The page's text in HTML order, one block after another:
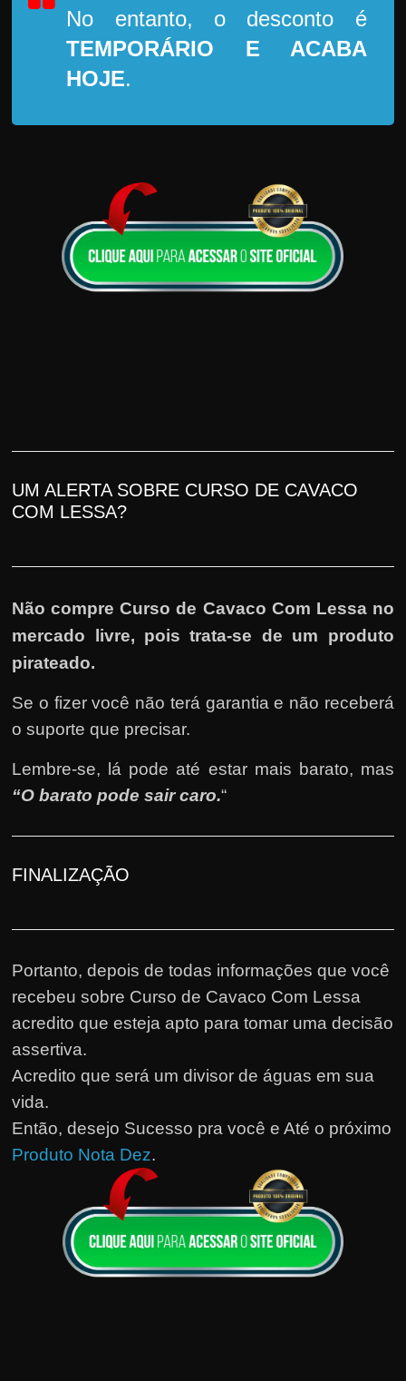
No entanto, o desconto é
TEMPORÁRIO
E ACABA
HOJE.
UM ALERTA SOBRE CURSO DE CAVACO
COM LESSA?
Não compre Curso de Cavaco Com Lessa no
mercado livre, pois trata-se de um produto
pirateado.
Se o fizer você não terá garantia e não receberá
o suporte que precisar.
Lembre-se, lá pode até estar mais barato, mas
“O barato pode sair caro.“
FINALIZAÇÃO
Portanto, depois de todas informações que você
recebeu sobre Curso de Cavaco Com Lessa
acredito que esteja apto para tomar uma decisão
assertiva.
Acredito que será um divisor de águas em sua
vida.
Então, desejo Sucesso pra você e Até o próximo
Produto Nota Dez.